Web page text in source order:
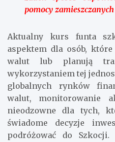
pomocy
Aktualny kurs funta
aspektem dla osób,
walut lub planują
wykorzystaniem tej
globalnych rynków
walut, monitorowanie
nieodzowne dla tych,
świadome decyzje
podróżować do Szkocji.